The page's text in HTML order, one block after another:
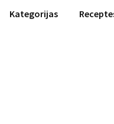
Kategorijas